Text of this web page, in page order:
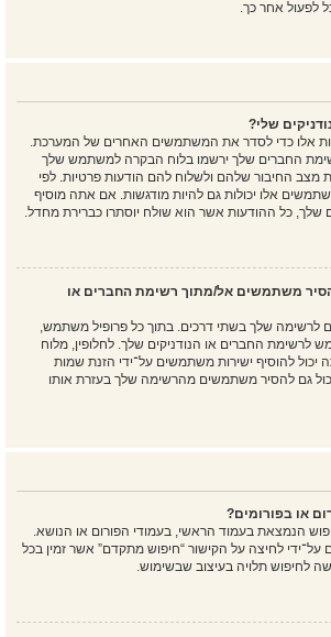
לפעול אחר כך.
שלי?
אלו כדי לסדר את המשתמשים האחרים של המערכת.
החברים שלך ירשמו בלוח הבקרה למשתמש שלך
מצב החיבור שלהם ולשלוח להם הודעות פרטיות. לפי
אלו יכולות גם להיות מודגשות. אם אתה מוסיף
כל ההודעות אשר הוא שולח יוסתרו כברירת מחדל.
להסיר משתמשים אל/מתוך רשימת החברים או
לרשימה שלך בשתי דרכים. בתוך כל פרופיל משתמש,
לרשימת החברים או הנודניקים שלך. לחלופין, מלוח
להוסיף ישירות משתמשים על־ידי הזנת שמות
גם להסיר משתמשים מהרשימה שלך בעזרת אותו
או בפורומים?
הנמצאת בעמוד הראשי, בעמודי הפורום או הנושא.
לחיצה על הקישור “חיפוש מתקדם” אשר זמין בכל
לחיפוש תלויה בעיצוב שבשימוש.